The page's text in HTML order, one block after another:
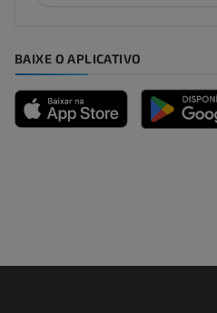
BAIXE O APLICATIVO